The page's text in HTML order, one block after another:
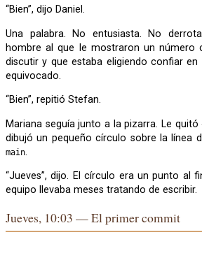
“Bien”, dijo Daniel.
Una palabra. No entusiasta. No derrotada. La palabra de un
hombre al que le mostraron un número
discutir y que estaba eligiendo confiar
equivocado.
“Bien”, repitió Stefan.
Mariana seguía junto a la pizarra. Le quitó el marcador a Stefan y
dibujó un pequeño círculo sobre la línea
main.
“Jueves”, dijo. El círculo era un punto al final de una frase que el
equipo llevaba meses tratando de escribir.
Jueves, 10:03 — El primer commit